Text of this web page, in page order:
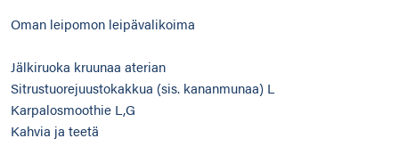
Oman leipomon leipävalikoima
Jälkiruoka kruunaa aterian
Sitrustuorejuustokakkua (sis. kananmunaa) L
Karpalosmoothie L,G
Kahvia ja teetä